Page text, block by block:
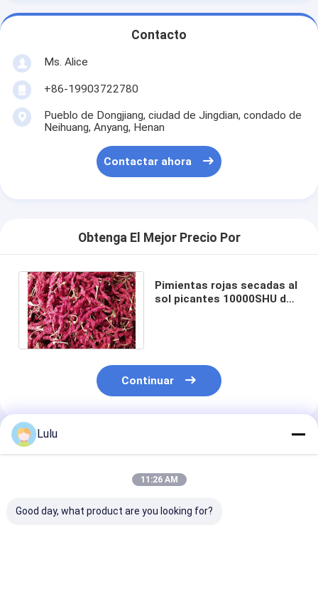
Contacto
Ms. Alice
+86-19903722780
Pueblo de Dongjiang, ciudad de Jingdian, condado de
Neihuang, Anyang, Henan
Contactar ahora
Obtenga El Mejor Precio Por
Pimientas rojas secadas al
sol picantes 10000SHU de
Continuar
Productos Recomendados
Lulu
11:26 AM
Good day, what product are you looking for?